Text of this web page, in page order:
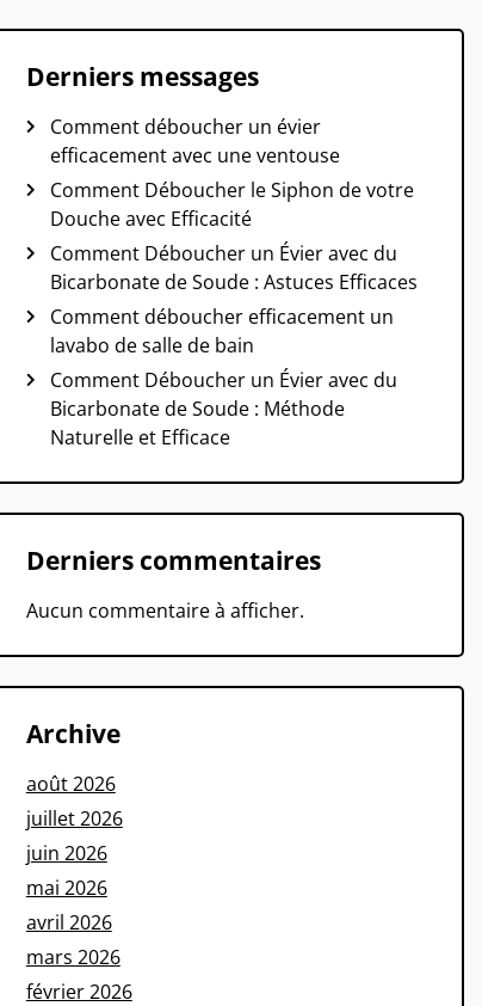
Derniers messages
Comment déboucher un évier
efficacement avec une ventouse
Comment Déboucher le Siphon de votre
Douche avec Efficacité
Comment Déboucher un Évier avec du
Bicarbonate de Soude : Astuces Efficaces
Comment déboucher efficacement un
lavabo de salle de bain
Comment Déboucher un Évier avec du
Bicarbonate de Soude : Méthode
Naturelle et Efficace
Derniers commentaires
Aucun commentaire à afficher.
Archive
août 2026
juillet 2026
juin 2026
mai 2026
avril 2026
mars 2026
février 2026